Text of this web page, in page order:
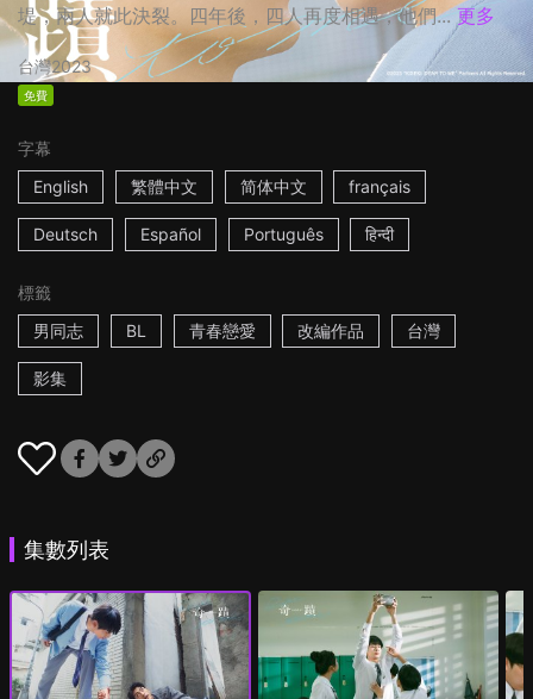
堤，兩人就此決裂。四年後，四人再度相遇，他們... 更多
台灣2023
免費
字幕
English
繁體中文 简体中文 français
Deutsch Español Português हिन्दी
標籤
男同志
BL 青春戀愛 改編作品 台灣
影集
集數列表